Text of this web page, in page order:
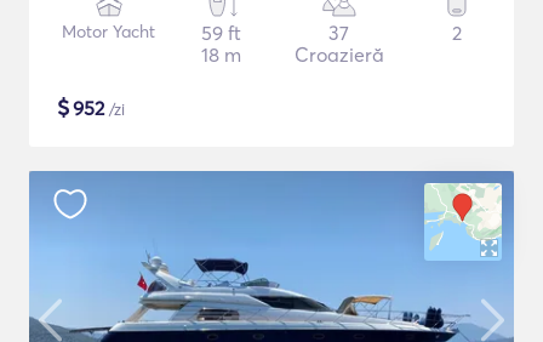
Motor Yacht
59 ft
18 m
37
Croazieră
2
$952/zi